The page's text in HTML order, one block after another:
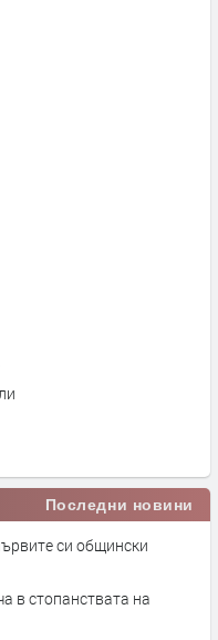
Последни новини
си общински
в стопанствата на